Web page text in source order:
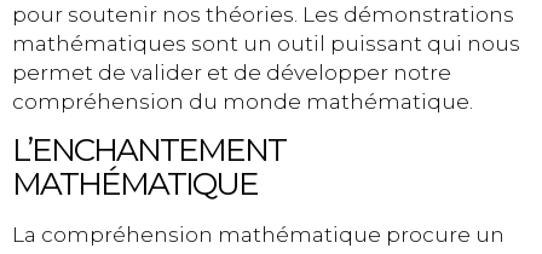
pour soutenir nos théories. Les démonstrations
mathématiques sont un outil puissant qui nous
permet de valider et de développer notre
compréhension du monde mathématique.
L’ENCHANTEMENT
MATHÉMATIQUE
La compréhension mathématique procure un